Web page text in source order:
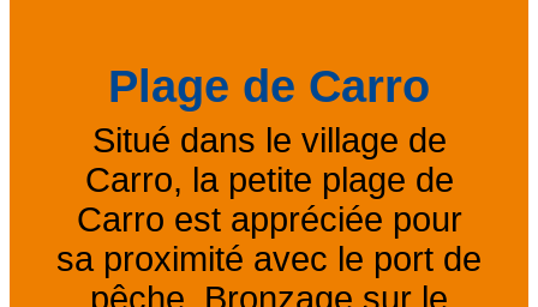
Plage de Carro
Situé dans le village de
Carro, la petite plage de
Carro est appréciée pour
sa proximité avec le port de
pêche. Bronzage sur le